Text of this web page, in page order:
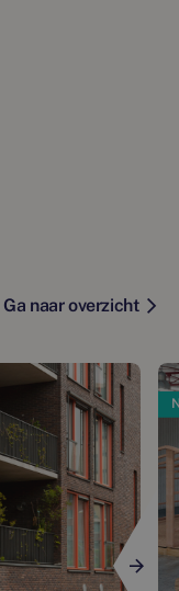
Ga naar overzicht